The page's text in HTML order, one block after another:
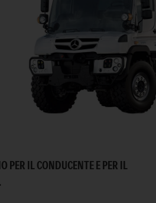
PER IL CONDUCENTE E PER IL